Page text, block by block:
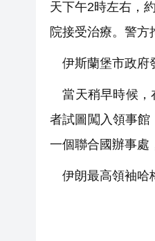
天下午2時左右，
院接受治療。警方
伊斯蘭堡市政府
當天稍早時候，
者試圖闖入領事
一個聯合國辦事處
伊朗最高領袖哈